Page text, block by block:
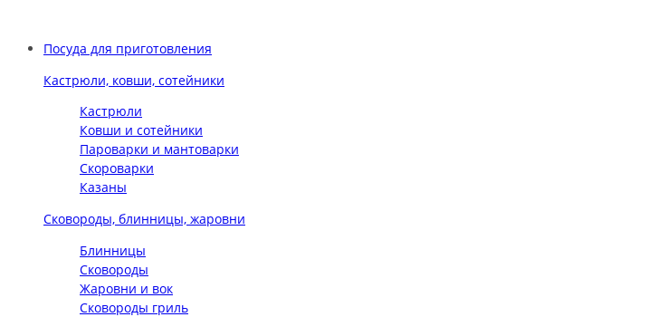
Посуда для приготовления
Кастрюли, ковши, сотейники
Кастрюли
Ковши и сотейники
Пароварки и мантоварки
Скороварки
Казаны
Сковороды, блинницы, жаровни
Блинницы
Сковороды
Жаровни и вок
Сковороды гриль